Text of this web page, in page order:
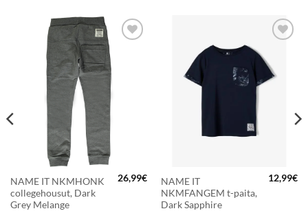
LISÄÄ
SUOSIKKEIHIN
NAME IT NKMHONK
collegehousut, Dark
Grey Melange
26,99€
LISÄÄ
SUOSIKKEIHIN
NAME IT
NKMFANGEM t-paita,
Dark Sapphire
12,99€